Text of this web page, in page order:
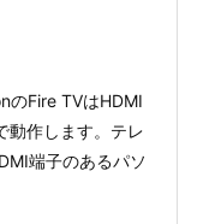
のFire TVはHDMI
動作します。テレ
端子のあるパソ